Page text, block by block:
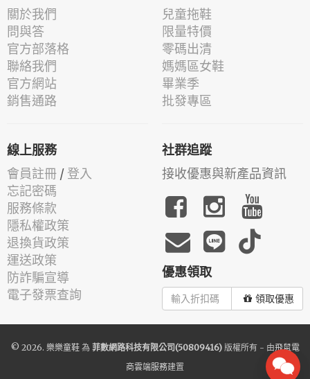
關於我們
問與答
官方部落格
聯絡我們
官方網站
銷售通路
兒童拖鞋
限量特價
零碼出清
媽媽區女鞋
畢業季
批發專區
線上服務
會員註冊 / 登入
忘記密碼
服務條款
隱私權政策
退換貨政策
運送政策
防詐騙宣導
電子發票查詢
社群追蹤
接收優惠與新產品資訊
優惠領取
領取優惠
© 2026. 樂樂童鞋為 菲數網路科技有限公司(50809416)版權所有 - 由飛鼠電
商雲端服務建置